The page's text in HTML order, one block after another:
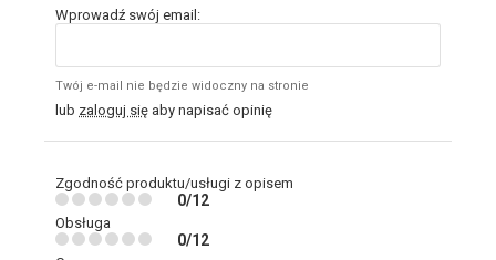
Wprowadź swój email:
Twój e-mail nie będzie widoczny na stronie
lub zaloguj się aby napisać opinię
Zgodność produktu/usługi z opisem
0/12
Obsługa
0/12